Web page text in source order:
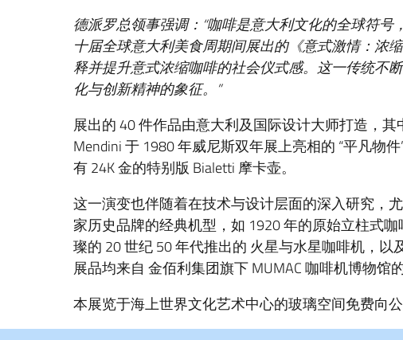
德派罗总领事强调：“咖啡是意大利文化的全球符号
十届全球意大利美食周期间展出的《意式激情：浓
释并提升意式浓缩咖啡的社会仪式感。这一传统不
化与创新精神的象征。 ”
展出的 40 件作品由意大利及国际设计大师打造，
Mendini 于 1980 年威尼斯双年展上亮相的 “平凡物
有 24K 金的特别版 Bialetti 摩卡壶。
这一演变也伴随着在技术与设计层面的深入研究，
家历史品牌的经典机型，如 1920 年的原始立柱式
璨的 20 世纪 50 年代推出的 火星与水星咖啡机，
展品均来自 金佰利集团旗下 MUMAC 咖啡机博物馆
本展览于海上世界文化艺术中心的玻璃空间免费向